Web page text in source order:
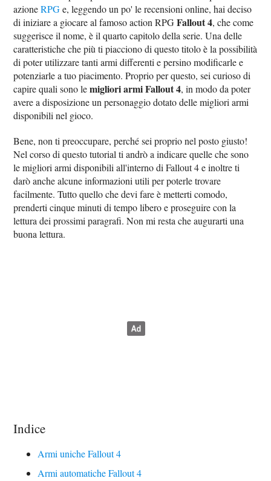
azioneRPGe, leggendo un po' le recensioni online, hai deciso
di iniziare a giocare al famoso action RPGFallout 4, che come
suggerisce il nome, è il quarto capitolo della serie. Una delle
caratteristiche che più ti piacciono di questo titolo è la possibilità
di poter utilizzare tanti armi differenti e persino modificarle e
potenziarle a tuo piacimento. Proprio per questo, sei curioso di
capire quali sono lemigliori armi Fallout 4, in modo da poter
avere a disposizione un personaggio dotato delle migliori armi
disponibili nel gioco.
Bene, non ti preoccupare, perché sei proprio nel posto giusto!
Nel corso di questo tutorial ti andrò a indicare quelle che sono
le migliori armi disponibili all'interno di Fallout 4 e inoltre ti
darò anche alcune informazioni utili per poterle trovare
facilmente. Tutto quello che devi fare è metterti comodo,
prenderti cinque minuti di tempo libero e proseguire con la
lettura dei prossimi paragrafi. Non mi resta che augurarti una
buona lettura.
Indice
Armi uniche Fallout 4
Armi automatiche Fallout 4